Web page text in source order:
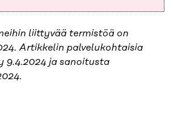
liittyvää termistöä on
Artikkelin palvelukohtaisia
9.4.2024 ja sanoitusta